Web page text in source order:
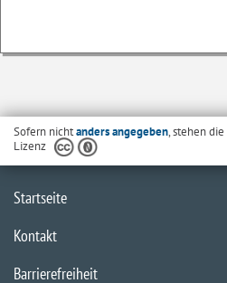
Sofern nichtanders angegeben, stehen
Lizenz
Startseite
Kontakt
Barrierefreiheit